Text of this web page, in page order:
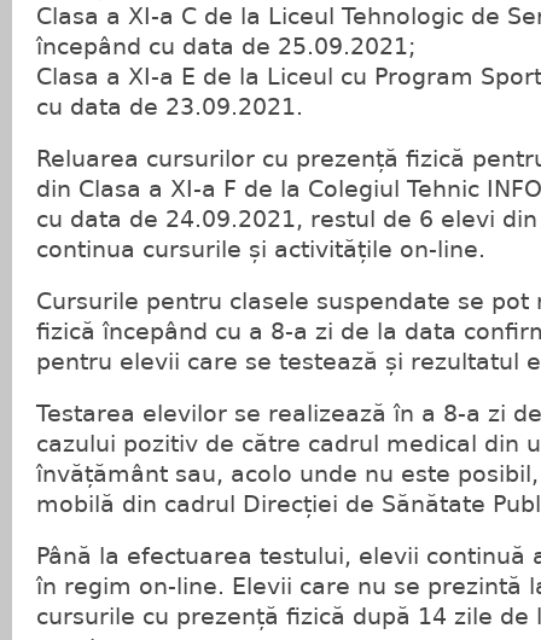
Clasa a XI-a C de la Liceul Tehnologic de
începând cu data de 25.09.2021;
Clasa a XI-a E de la Liceul cu Program
cu data de 23.09.2021.
Reluarea cursurilor cu prezență fizică
din Clasa a XI-a F de la Colegiul Tehnic
cu data de 24.09.2021, restul de 6 elevi
continua cursurile și activitățile on-line.
Cursurile pentru clasele suspendate se pot
fizică începând cu a 8-a zi de la data
pentru elevii care se testează și rezultatul
Testarea elevilor se realizează în a 8-a zi
cazului pozitiv de către cadrul medical din
învățământ sau, acolo unde nu este
mobilă din cadrul Direcției de Sănătate
Până la efectuarea testului, elevii continuă
în regim on-line. Elevii care nu se prezintă
cursurile cu prezență fizică după 14 zile de